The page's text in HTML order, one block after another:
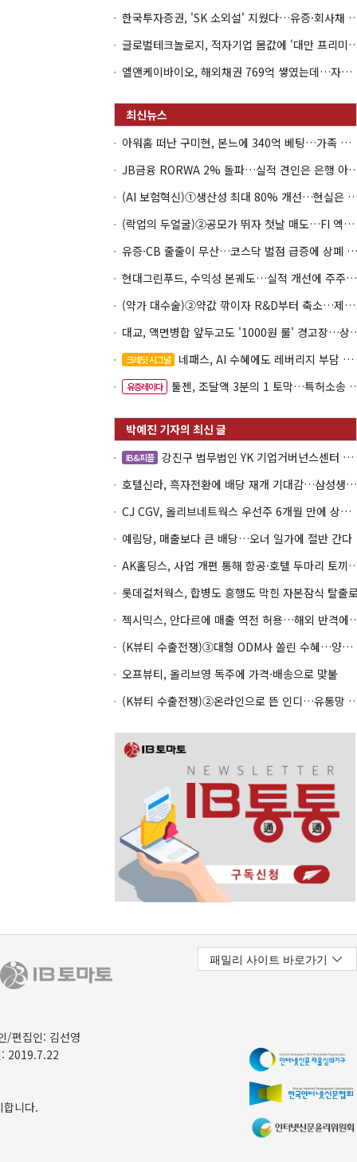
한국투자증권, 'SK 소외설' 지웠
글로벌테크놀로지, 적자기업 몸값
엘앤케이바이오, 해외채권 769억 쌓였는데…자회사 4곳 자본잠식
아워홈 떠난 구미현, 본느에 340억 베팅…가족 지배체제 구축
JB금융 RORWA 2% 돌파…실
(AI 보험혁신)①생산성 최대 80%
(락업의 두얼굴)②공모가 뛰자 첫날 매도…FI 엑시트 전략 갈렸다
유증·CB 줄줄이 무산…코스닥 벌점 급증에 상폐 압박
현대그린푸드, 수익성 본궤도…실적 개선에 주주환원까지
(약가 대수술)②약값 깎이자 R&D부터 축소…제약업계 비상경영 돌입
대교, 액면병합 앞두고
크레딧 시그널 네패스, AI 수혜에도 레버리지 부담 여전
유증레이다 툴젠, 조달액 3분의 1 토막…특허소송 비용부터 챙긴다
IB&피플
강진구 법무법인 YK 기업거버넌스센터 센터장
호텔신라, 흑자전환에 배당 재개 기대감…삼성생명도 웃을까
CJ CGV, 올리브네트웍스 우선주 6개월 만에 상환…왜?
예림당, 매출보다 큰 배당…오너 일가에 절반 간다
AK홀딩스, 사업 개편 통해
롯데컬처웍스, 합병도 흥행도 막힌 자본잠식 탈출
젝시믹스, 안다르에 매
(K뷰티 수출전쟁)③대형 ODM사 쏠린 수혜…양극화 심화 우려
오프뷰티, 올리브영 독주에 가격·배송으로 맞불
(K뷰티 수출전쟁)②온라인으로
/편집인: 김선영
2019.7.22
니다.